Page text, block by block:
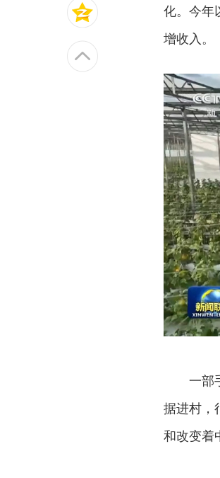
化。今年
增收入。
一部手
据进村，
和改变着